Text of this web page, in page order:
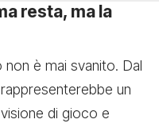
resta, ma la
non è mai svanito. Dal
un
di gioco e